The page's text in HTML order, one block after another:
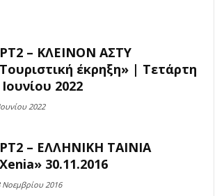
– ΚΛΕΙΝΟΝ ΑΣΤΥ
έκρηξη» | Τετάρτη
2022
2022
– ΕΛΛΗΝΙΚΗ ΤΑΙΝΙΑ
30.11.2016
Νοεμβρίου 2016